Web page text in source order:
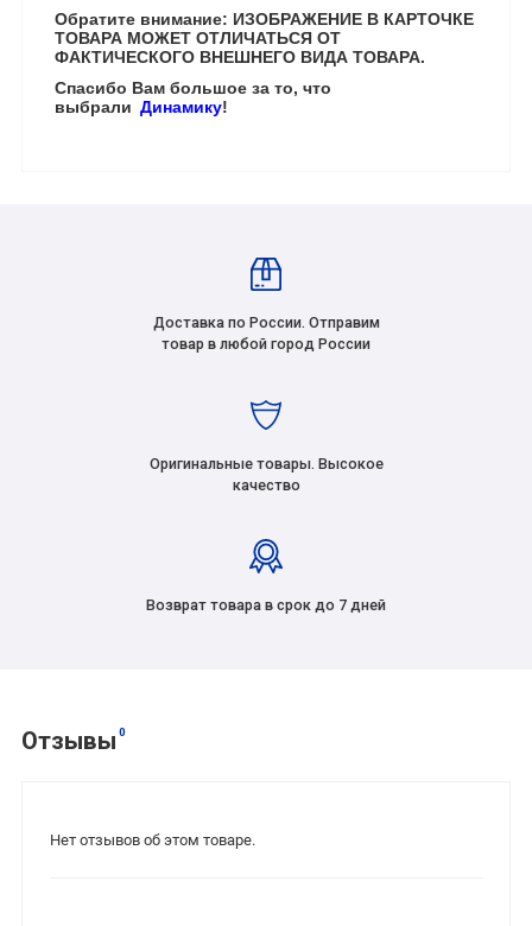
Обратите внимание: ИЗОБРАЖЕНИЕ В КАРТОЧКЕ
ТОВАРА МОЖЕТ ОТЛИЧАТЬСЯ ОТ
ФАКТИЧЕСКОГО ВНЕШНЕГО ВИДА ТОВАРА.
Спасибо Вам большое за то, что
выбрали Динамику!
Доставка по России. Отправим
товар в любой город России
Оригинальные товары. Высокое
качество
Возврат товара в срок до 7 дней
Отзывы 0
Нет отзывов об этом товаре.